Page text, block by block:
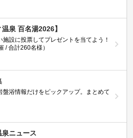
温泉 百名湯2026】
施設に投票してプレゼントを当てよう！
/ 合計260名様）
盤浴情報だけをピックアップ。まとめて
泉ニュース